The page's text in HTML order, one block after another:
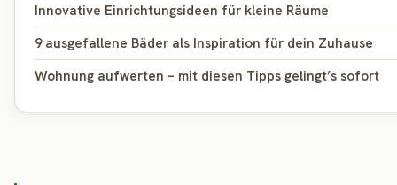
Innovative Einrichtungsideen für kleine Räume
9 ausgefallene Bäder als Inspiration für dein Zuhause
Wohnung aufwerten – mit diesen Tipps gelingt’s sofort